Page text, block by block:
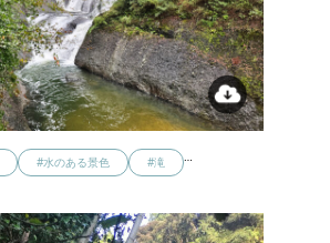
#水のある景色 #滝 …